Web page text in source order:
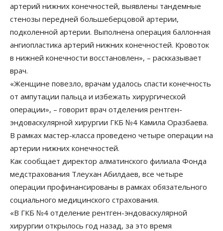
артерий нижних конечностей, выявлены тандемные
стенозы передней большеберцовой артерии,
подколенной артерии. Выполнена операция баллонная
ангиопластика артерий нижних конечностей. Кровоток
в нижней конечности восстановлен», – раскказывает
врач.
«Женщине повезло, врачам удалось спасти конечность
от ампутации пальца и избежать хирургической
операции», – говорит врач отделения рентген-
эндоваскулярной хирургии ГКБ №4 Камила Оразбаева.
В рамках мастер-класса проведено четыре операции на
артерии нижних конечностей.
Как сообщает директор алматинского филиала Фонда
медстрахования Тлеухан Абилдаев, все четыре
операции профинансированы в рамках обязательного
социального медицинского страхования.
«В ГКБ №4 отделение рентген-эндоваскулярной
хирургии открылось год назад, за это время